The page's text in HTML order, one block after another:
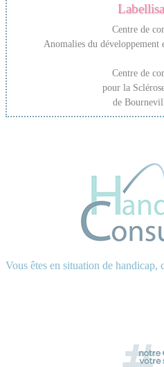
Centre de
Anomalies du
Centre de
pour la
de
Vous êtes en situation de handicap,